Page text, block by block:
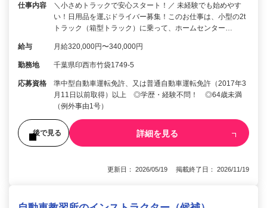
仕事内容
＼小さめトラックで安心スタート！／ 未経験でも始めやす
い！日用品を運ぶドライバー募集！このお仕事は、小型の2t
トラック（箱型トラック）に乗って、ホームセンター…
給与 月給320,000円〜340,000円
勤務地 千葉県印西市竹袋1749-5
応募資格
準中型自動車運転免許、又は普通自動車運転免許（2017年3
月11日以前取得）以上 ◎学歴・経験不問！ ◎64歳未満
（例外事由1号）
後で見る 詳細を見る
更新日： 2026/05/19 掲載終了日： 2026/11/19